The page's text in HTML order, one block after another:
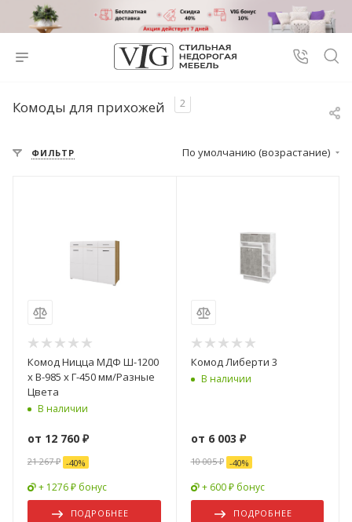
Комоды для прихожей 2
ФИЛЬТР По умолчанию (возрастание)
Комод Ницца МДФ Ш-1200
х В-985 х Г-450 мм/Разные
Цвета
В наличии
от 12 760 ₽
21 267 ₽ -40%
+ 1276 ₽ бонус
ПОДРОБНЕЕ
Комод Либерти 3
В наличии
от 6 003 ₽
10 005 ₽ -40%
+ 600 ₽ бонус
ПОДРОБНЕЕ